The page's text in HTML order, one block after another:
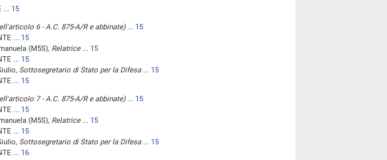
... 15
6 - A.C. 875-A/R e abbinate)... 15
... 15
(M5S), Relatrice... 15
... 15
Sottosegretario di Stato per la Difesa... 15
... 15
7 - A.C. 875-A/R e abbinate)... 15
... 15
(M5S), Relatrice... 15
... 15
Sottosegretario di Stato per la Difesa... 15
... 16